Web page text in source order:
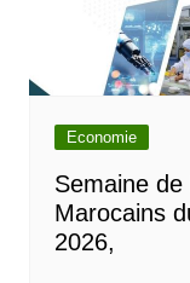
Economie
Semaine de
Marocains
2026,